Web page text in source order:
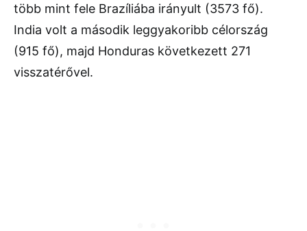
több mint fele Brazíliába irányult (3573 fő).
India volt a második leggyakoribb célország
(915 fő), majd Honduras következett 271
visszatérővel.